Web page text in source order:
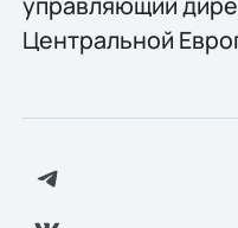
Центральной